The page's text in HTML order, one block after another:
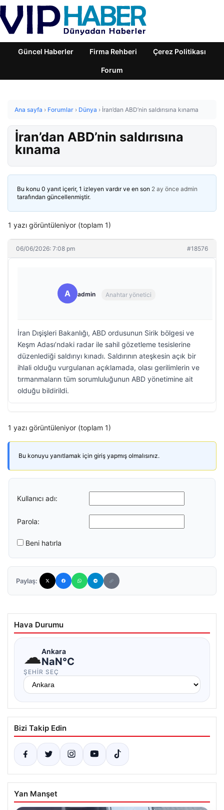
Güncel Haberler Firma Rehberi Çerez Politikası
Forum
Ana sayfa › Forumlar › Dünya › İran’dan ABD’nin saldırısına kınama
İran’dan ABD’nin saldırısına
kınama
Bu konu 0 yanıt içerir, 1 izleyen vardır ve en son 2 ay önce admin
tarafından güncellenmiştir.
1 yazı görüntüleniyor (toplam 1)
06/06/2026: 7:08 pm #18576
A admin Anahtar yönetici
İran Dışişleri Bakanlığı, ABD ordusunun Sirik bölgesi ve
Keşm Adası’ndaki radar ile sahil gözetleme tesislerine
düzenlediği saldırıyı kınadı. Saldırının ateşkesin açık bir
ihlali olduğu vurgulanan açıklamada, olası gerilimlerin ve
tırmanmaların tüm sorumluluğunun ABD yönetimine ait
olduğu bildirildi.
1 yazı görüntüleniyor (toplam 1)
Bu konuyu yanıtlamak için giriş yapmış olmalısınız.
Kullanıcı adı:
Parola:
Beni hatırla
Paylaş:
Hava Durumu
☁Ankara
NaN°C
ŞEHIR SEÇ
Bizi Takip Edin
Yan Manşet